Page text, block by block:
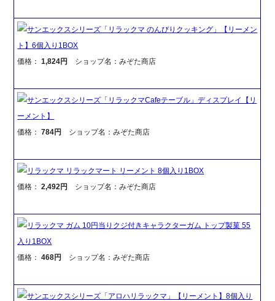
サンエックスシリーズ「リラックマ のんびりクッキング」【リーメン
ト】6個入り1BOX
価格：1,824円 ショップ名：みぞた商店
サンエックスシリーズ「リラックマCafeテーブル」ディスプレイ【リ
ーメント】
価格：784円 ショップ名：みぞた商店
リラックマ リラックマート リーメント 8個入り1BOX
価格：2,492円 ショップ名：みぞた商店
リラックマ ガム 10円当りクジ付きキャラクターガム トップ製菓 55
入り1BOX
価格：468円 ショップ名：みぞた商店
サンエックスシリーズ「アロハリラックマ」【リーメント】8個入り